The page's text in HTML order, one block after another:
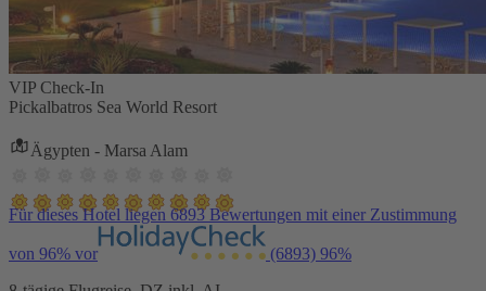
VIP Check-In
Pickalbatros Sea World Resort
Ägypten - Marsa Alam
Für dieses Hotel liegen 6893 Bewertungen mit einer Zustimmung
von 96% vor (6893) 96%